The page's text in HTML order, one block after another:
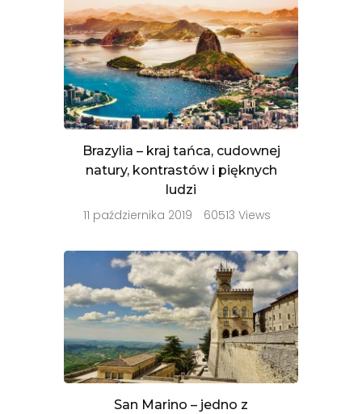
Brazylia – kraj tańca, cudownej
natury, kontrastów i pięknych
ludzi
11 października 2019 60513 Views
San Marino – jedno z